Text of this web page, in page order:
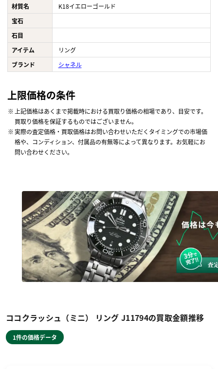
材質名
K18イエローゴールド
宝石
石目
アイテム
リング
ブランド
シャネル
上限価格の条件
上記価格はあくまで掲載時における買取り価格の相場であり、目安です。
買取り価格を保証するものではございません。
実際の査定価格・買取価格はお問い合わせいただくタイミングでの市場価
格や、コンディション、付属品の有無等によって異なります。お気軽にお
問い合わせください。
ココクラッシュ（ミニ） リング J11794の買取金額推移
1件の価格データ